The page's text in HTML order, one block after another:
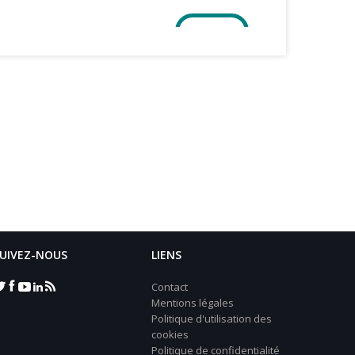
NOUS LIENS
Contact
Mentions légales
Politique d'utilisation des
cookies
Politique de confidentialité